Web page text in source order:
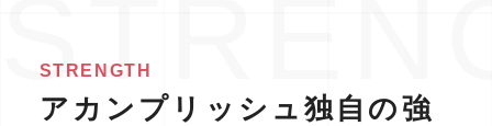
STRENGTH
アカンプリッシュ独自の強